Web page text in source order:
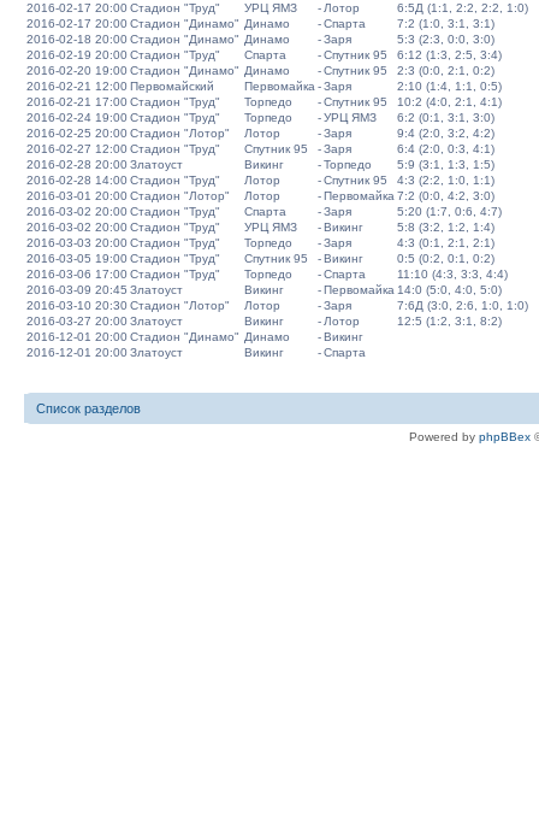
2016-02-17 20:00Стадион "Труд" УРЦ ЯМЗ - Лотор
6:5Д (1:1, 2:2, 2:2, 1:0)
2016-02-17 20:00Стадион "Динамо" Динамо -Спарта
7:2 (1:0, 3:1, 3:1)
2016-02-18 20:00Стадион "Динамо" Динамо -Заря
5:3 (2:3, 0:0, 3:0)
2016-02-19 20:00Стадион "Труд" Спарта -Спутник 95
6:12 (1:3, 2:5, 3:4)
2016-02-20 19:00Стадион "Динамо" Динамо -Спутник 95
2:3 (0:0, 2:1, 0:2)
2016-02-21 12:00Первомайский Первомайка -Заря
2:10 (1:4, 1:1, 0:5)
2016-02-21 17:00Стадион "Труд" Торпедо -Спутник 95
10:2 (4:0, 2:1, 4:1)
2016-02-24 19:00Стадион "Труд" Торпедо -УРЦ ЯМЗ
6:2 (0:1, 3:1, 3:0)
2016-02-25 20:00Стадион "Лотор" Лотор -Заря
9:4 (2:0, 3:2, 4:2)
2016-02-27 12:00Стадион "Труд" Спутник 95 -Заря
6:4 (2:0, 0:3, 4:1)
2016-02-28 20:00Златоуст Викинг -Торпедо
5:9 (3:1, 1:3, 1:5)
2016-02-28 14:00Стадион "Труд" Лотор -Спутник 95
4:3 (2:2, 1:0, 1:1)
2016-03-01 20:00Стадион "Лотор" Лотор -Первомайка 7:2 (0:0, 4:2, 3:0)
2016-03-02 20:00Стадион "Труд" Спарта -Заря
5:20 (1:7, 0:6, 4:7)
2016-03-02 20:00Стадион "Труд" УРЦ ЯМЗ -Викинг
5:8 (3:2, 1:2, 1:4)
2016-03-03 20:00Стадион "Труд" Торпедо -Заря
4:3 (0:1, 2:1, 2:1)
2016-03-05 19:00Стадион "Труд" Спутник 95 -Викинг
0:5 (0:2, 0:1, 0:2)
2016-03-06 17:00Стадион "Труд" Торпедо -Спарта
11:10 (4:3, 3:3, 4:4)
2016-03-09 20:45 Златоуст Викинг -Первомайка 14:0 (5:0, 4:0, 5:0)
2016-03-10 20:30Стадион "Лотор" Лотор -Заря
7:6Д (3:0, 2:6, 1:0, 1:0)
2016-03-27 20:00Златоуст Викинг - Лотор
12:5 (1:2, 3:1, 8:2)
2016-12-01 20:00Стадион "Динамо" Динамо -Викинг
2016-12-01 20:00Златоуст Викинг -Спарта
Список разделов
Powered by phpBBex